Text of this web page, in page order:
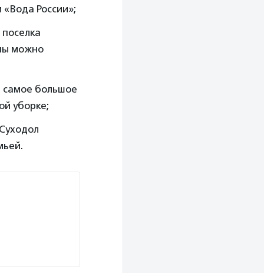
России»;
можно
самое большое
уборке;